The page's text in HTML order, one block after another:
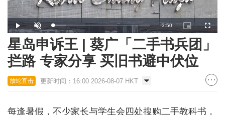
Play Unmute Loaded:
13.21%
Remaining
Time
-3:50
Picture-
in-
Picture
星岛申诉王 | 葵广「二手书兵团」
拦路 专家分享 买旧书避中伏位
放蛇直击 更新时间：16:00 2026-08-07 HKT
每逢暑假，不少家长与学生会四处搜购二手教科书，